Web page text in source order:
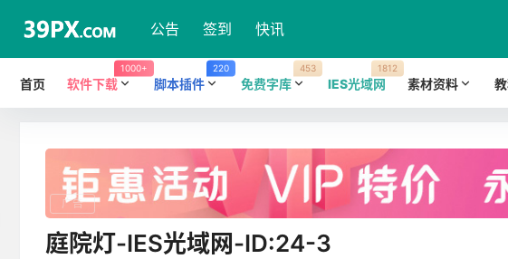
公告 签到 快讯
首页 软件下载
1000+
脚本插件
220
免费字库
453
IES光域网
1812
素材资料
广告
庭院灯-IES光域网-ID:24-3